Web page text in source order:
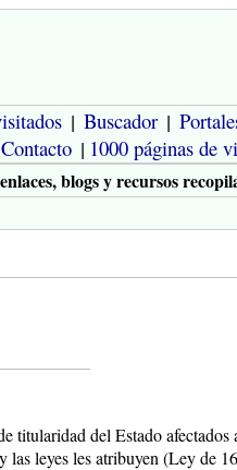
| Buscador|
Contacto| 1000 páginas de
blogs y recursos
titularidad del Estado
las leyes les atribuyen (Ley de